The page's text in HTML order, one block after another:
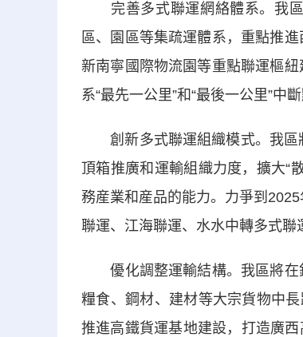
完善多式聯運網絡體系。我區
區、園區等集疏運體系，重點推
新南寧國際物流園等重點聯運樞
系“最先一公里”和“最後一公里”中斷
創新多式聯運組織模式。我區
頂箱推廣和運輸組織力度，擴大“
務産業和産品的能力。力爭到
聯運、江海聯運、水水中轉多式聯
優化調整運輸結構。我區將在
糧食、鋼材、建材等大宗貨物中
推進高鐵貨運基地建設，打造廣